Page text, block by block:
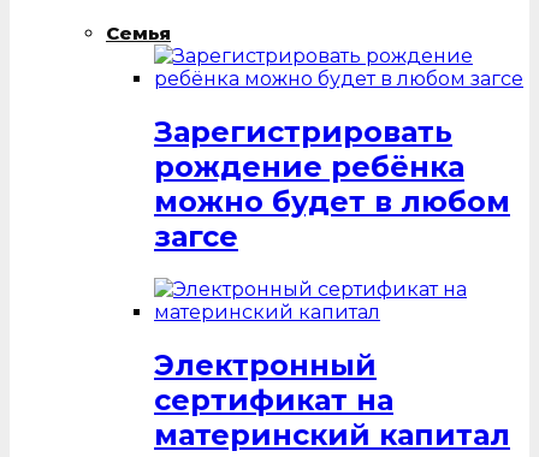
Семья
Зарегистрировать
рождение ребёнка
можно будет в любом
загсе
Электронный
сертификат на
материнский капитал